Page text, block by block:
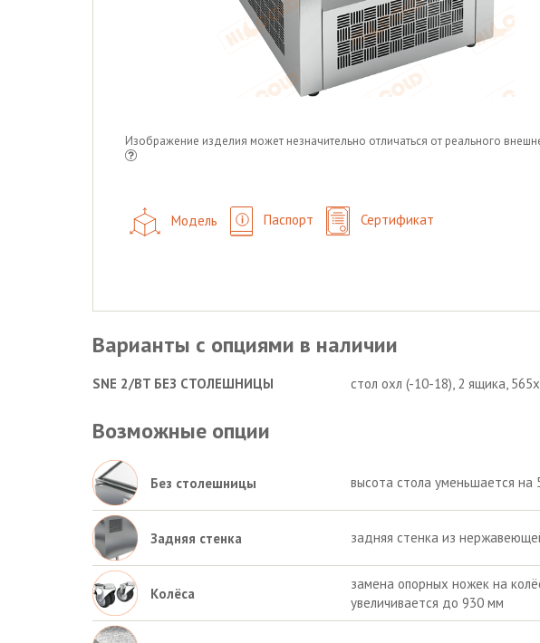
Изображение изделия может незначительно отличаться от реального
Модель Паспорт Сертификат
Варианты с опциями в наличии
SNE 2/BT БЕЗ СТОЛЕШНИЦЫ стол охл (-10-18), 2 ящика,
Возможные опции
Без столешницы высота стола уменьшается на
Задняя стенка задняя стенка из
Колёса
замена опорных ножек на
увеличивается до 930 мм